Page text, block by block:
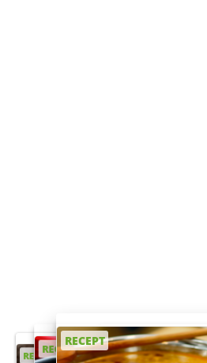
RECEPT
RECEPT
RECEPT
RECEPT
RECEPT